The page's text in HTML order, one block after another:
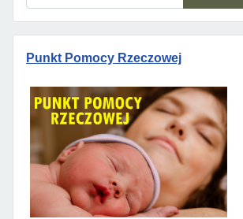
Punkt Pomocy Rzeczowej